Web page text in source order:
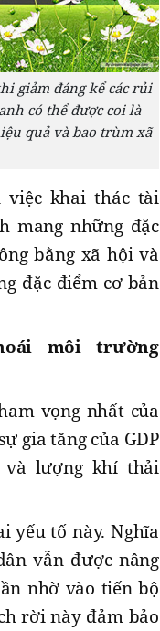
giảm đáng kể các rủi
có thể được coi là
quả và bao trùm xã
khai thác tài
mang những đặc
bằng xã hội và
đặc điểm cơ bản
môi trường
vọng nhất của
gia tăng của GDP
lượng khí thải
yếu tố này. Nghĩa
vẫn được nâng
nhờ vào tiến bộ
rời này đảm bảo